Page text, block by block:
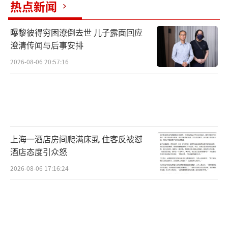
表达的空间，用户有权自主选择分享对象。有
时，导师的这一行为仅仅是基于个人隐私保护
或偏好，并不影响其与学生的真实关系。
面的沟通与相互理解，我们完全能够促进更加
和谐与健康的师生关系建设。
综览全局，导师在朋友圈屏蔽学生的情况
热点新闻
曝黎彼得穷困潦倒去世 儿子露面回应
澄清传闻与后事安排
2026-08-06 20:57:16
上海一酒店房间爬满床虱 住客反被怼
酒店态度引众怒
2026-08-06 17:16:24